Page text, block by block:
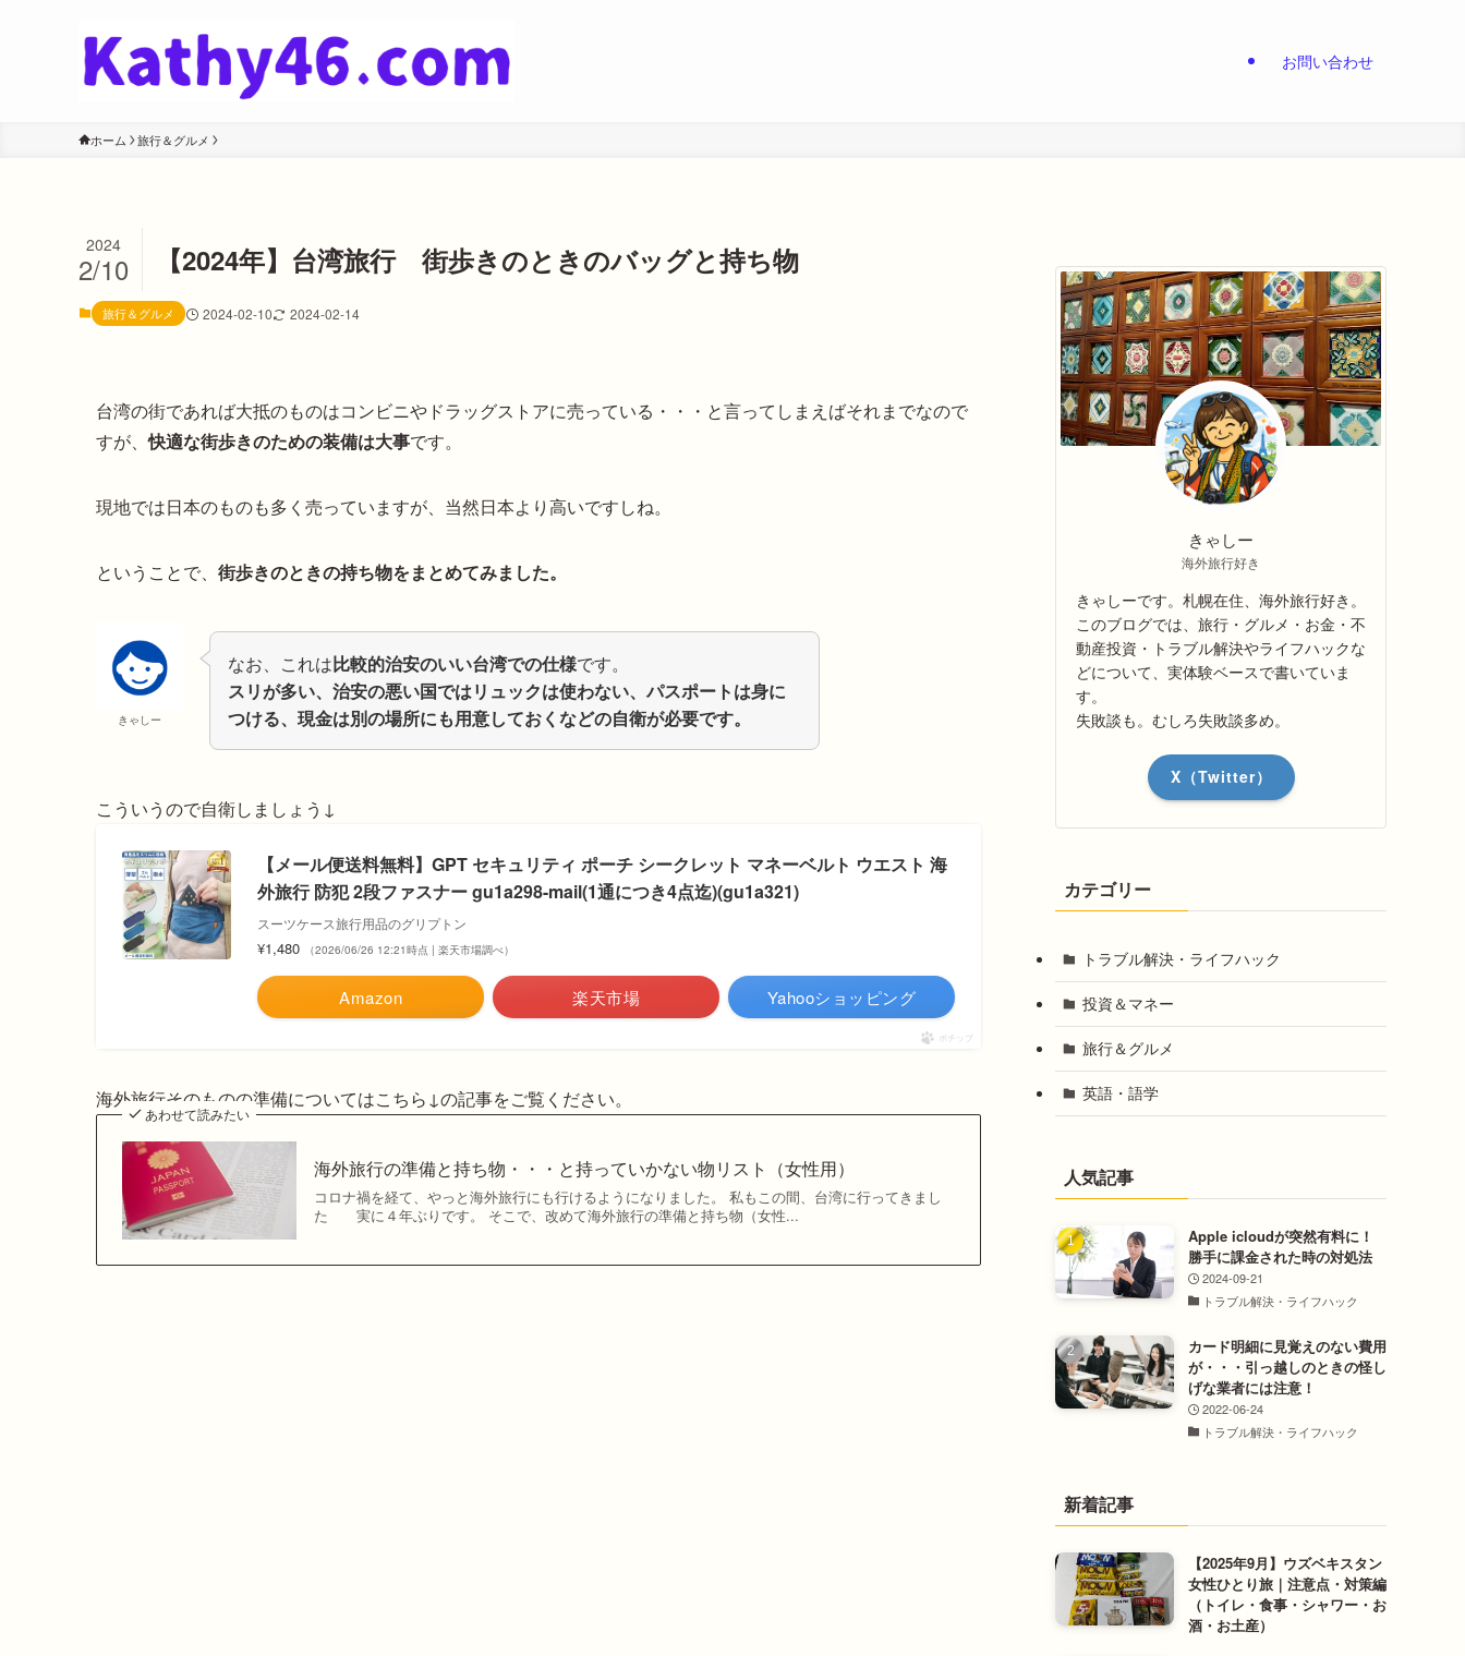
お問い合わせ
ホーム 旅行＆グルメ
【2024年】台湾旅行 街歩きのときのバッグと持ち物
2024
2/10
旅行＆グルメ 2024-02-10 2024-02-14
台湾の街であれば大抵のものはコンビニやドラッグストアに売っている・・・と言ってしまえばそれまでなので
すが、快適な街歩きのための装備は大事です。
現地では日本のものも多く売っていますが、当然日本より高いですしね。
ということで、 街歩きのときの持ち物をまとめてみました。
きゃしー
なお、これは比較的治安のいい台湾での仕様です。
スリが多い、治安の悪い国ではリュックは使わない、パスポートは身に
つける、現金は別の場所にも用意しておくなどの自衛が必要です。
こういうので自衛しましょう↓
【メール便送料無料】GPT セキュリティ ポーチ シークレット マネーベルト ウエスト 海
外旅行 防犯 2段ファスナー gu1a298-mail(1通につき4点迄)(gu1a321)
スーツケース旅行用品のグリプトン
¥1,480 （2026/06/26 12:21時点 | 楽天市場調べ）
Amazon 楽天市場 Yahooショッピング
ポチップ
海外旅行そのものの準備についてはこちら↓の記事をご覧ください。
あわせて読みたい
海外旅行の準備と持ち物・・・と持っていかない物リスト（女性用）
コロナ禍を経て、やっと海外旅行にも行けるようになりました。 私もこの間、台湾に行ってきまし
た 実に４年ぶりです。 そこで、改めて海外旅行の準備と持ち物（女性...
きゃしー
海外旅行好き
きゃしーです。札幌在住、海外旅行好き。
このブログでは、旅行・グルメ・お金・不
動産投資・トラブル解決やライフハックな
どについて、実体験ベースで書いていま
す。
失敗談も。むしろ失敗談多め。
X（Twitter）
カテゴリー
トラブル解決・ライフハック
投資＆マネー
旅行＆グルメ
英語・語学
人気記事
Apple icloudが突然有料に！
勝手に課金された時の対処法
2024-09-21
トラブル解決・ライフハック
カード明細に見覚えのない費用
が・・・引っ越しのときの怪し
げな業者には注意！
2022-06-24
トラブル解決・ライフハック
新着記事
【2025年9月】ウズベキスタン
女性ひとり旅｜注意点・対策編
（トイレ・食事・シャワー・お
酒・お土産）